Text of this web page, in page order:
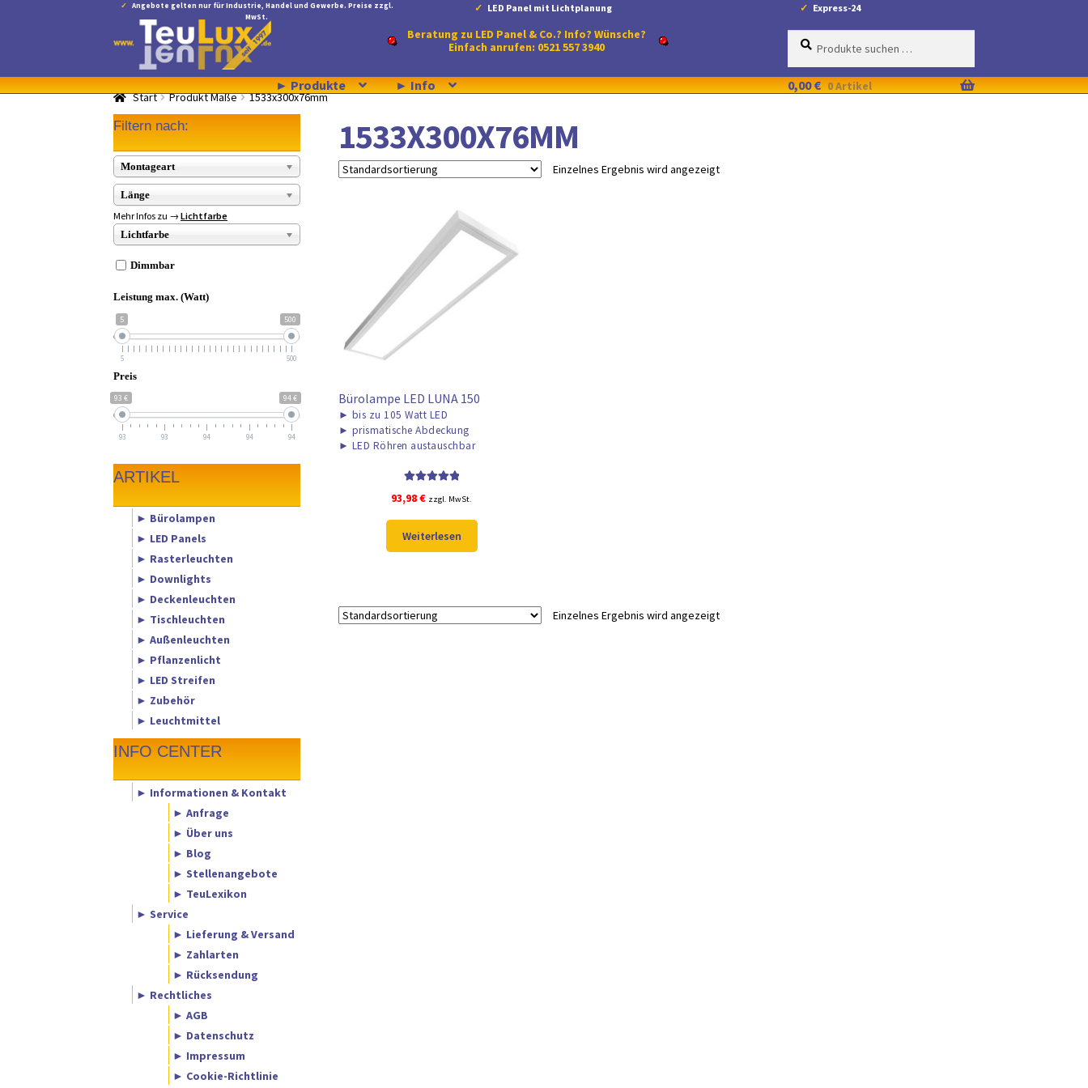
Angebote gelten nur für Industrie, Handel und Gewerbe. Preise zzgl.
MwSt.
LED Panel mit Lichtplanung Express-24
Navigation
springen
Inhalt
springen
Beratung zu LED Panel & Co.? Info? Wünsche?
Einfach anrufen: 0521 557 3940
Suche
Suchen
► Produkte ► Info 0,00€ 0 Artikel
Start Produkt Maße 1533x300x76mm
1533X300X76MM
Einzelnes Ergebnis wird angezeigt
Bürolampe LED LUNA 150
► bis zu 105 Watt LED
► prismatische Abdeckung
► LED Röhren austauschbar
von 5
93,98€ zzgl. MwSt.
Weiterlesen
Einzelnes Ergebnis wird angezeigt
Filtern nach:
Montageart
Länge
Mehr Infos zu →Lichtfarbe
Lichtfarbe
Dimmbar
Leistung max. (Watt)
5 500
5 500
Preis
93 € 94 €
93 93 94 94 94
ARTIKEL
► Bürolampen
► LED Panels
► Rasterleuchten
► Downlights
► Deckenleuchten
► Tischleuchten
► Außenleuchten
► Pflanzenlicht
► LED Streifen
► Zubehör
► Leuchtmittel
INFO CENTER
► Informationen & Kontakt
► Anfrage
► Über uns
► Blog
► Stellenangebote
► TeuLexikon
► Service
► Lieferung & Versand
► Zahlarten
► Rücksendung
► Rechtliches
► AGB
► Datenschutz
► Impressum
► Cookie-Richtlinie